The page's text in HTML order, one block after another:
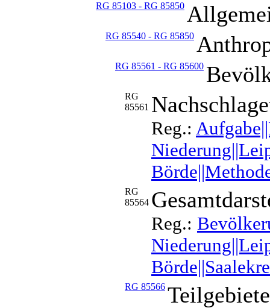
RG 85103 - RG 85850
RG 85540 - RG 85850
RG 85561 - RG 85600
RG
85561
Reg.:
RG
85564
Reg.:
RG 85566